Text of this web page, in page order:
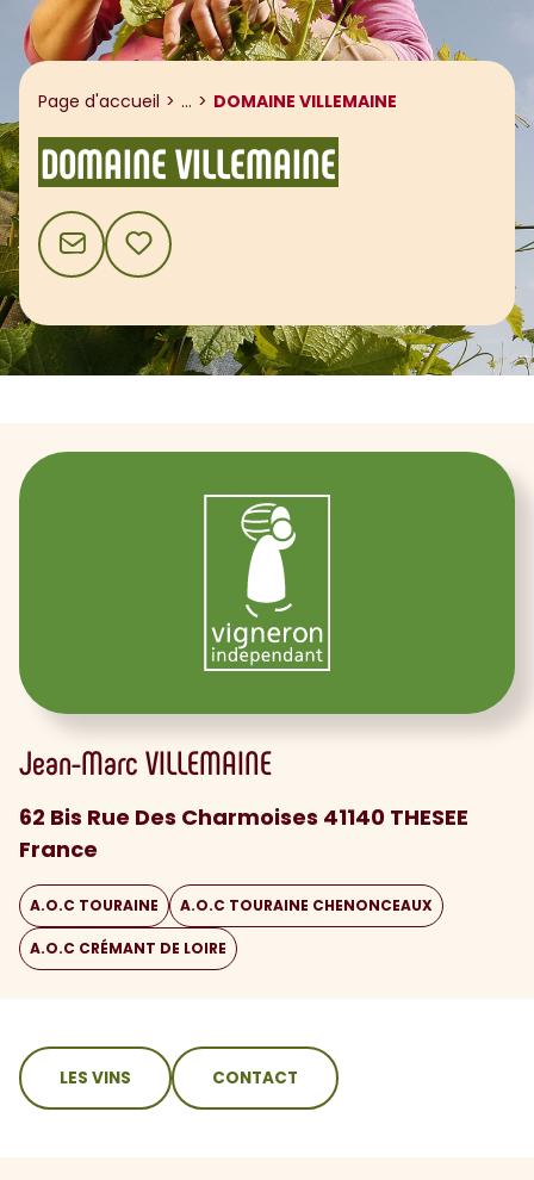
Page d'accueil ... Afficher le fil d'ariane
DOMAINE VILLEMAINE
DOMAINE VILLEMAINE
CONTACTAJOUTER AUX FAVORIS
Jean-Marc VILLEMAINE
62 Bis Rue Des Charmoises 41140 THESEE
France
A.O.C TOURAINE A.O.C TOURAINE CHENONCEAUX
A.O.C CRÉMANT DE LOIRE
sommaire
LES VINS CONTACT